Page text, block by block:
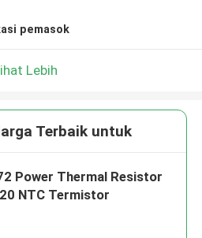
pemasok
Lebih
Terbaik untuk
Power Thermal Resistor
NTC Termistor